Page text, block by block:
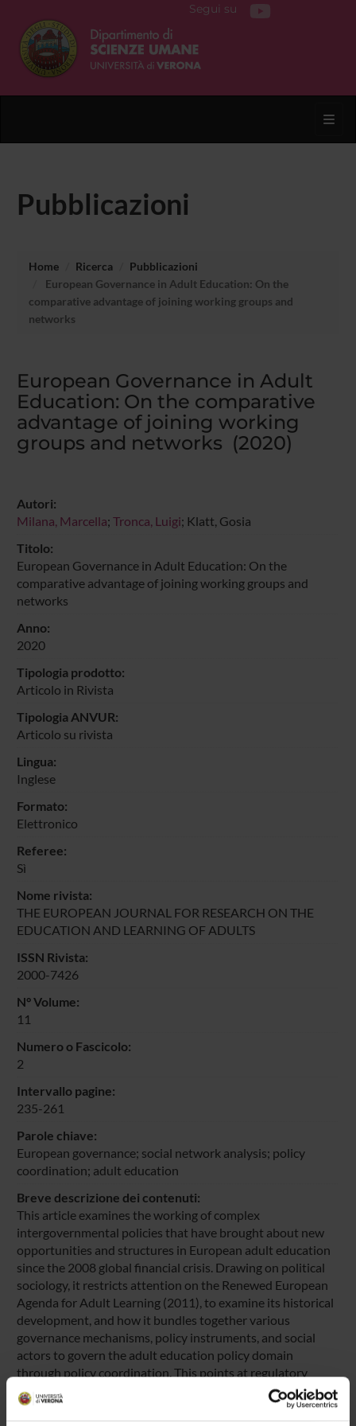
Segui su
Pubblicazioni
Home Ricerca
Pubblicazioni
European Governance in Adult Education: On the
comparative advantage of joining working groups and
networks
European Governance in Adult
Education: On the comparative
advantage of joining working
groups and networks (2020)
Autori:
Milana, Marcella; Tronca, Luigi; Klatt, Gosia
Titolo:
European Governance in Adult Education: On the
comparative advantage of joining working groups and
networks
Anno:
2020
Tipologia prodotto:
Articolo in Rivista
Tipologia ANVUR:
Articolo su rivista
Lingua:
Inglese
Formato:
Elettronico
Referee:
Sì
Nome rivista:
THE EUROPEAN JOURNAL FOR RESEARCH ON THE
EDUCATION AND LEARNING OF ADULTS
ISSN Rivista:
2000-7426
N° Volume:
11
Numero o Fascicolo:
2
Intervallo pagine:
235-261
Parole chiave:
European governance; social network analysis; policy
coordination; adult education
Breve descrizione dei contenuti:
This article examines the working of complex
intergovernmental policies that have brought about new
opportunities and structures in European adult education
since the 2008 global financial crisis. Drawing on political
sociology, it restricts attention on the Renewed European
Agenda for Adult Learning (2011), to examine its historical
development, and how it bundles together various
governance mechanisms, policy instruments, and social
actors to govern the adult education policy domain
through policy coordination. This points at regulatory
politics as a distinctive quality of European governance in
adult education. Then, through Social Network Analysis, it